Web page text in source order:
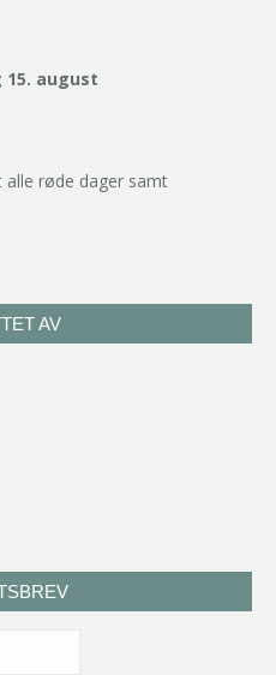
august
alle røde dager samt
AV